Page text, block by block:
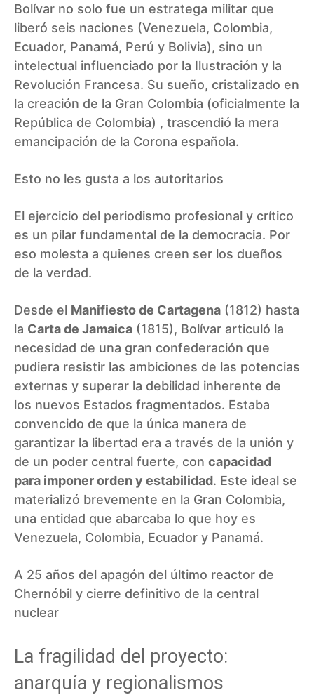
Bolívar no solo fue un estratega militar que
liberó seis naciones (Venezuela, Colombia,
Ecuador, Panamá, Perú y Bolivia), sino un
intelectual influenciado por la Ilustración y la
Revolución Francesa. Su sueño, cristalizado en
la creación de la Gran Colombia (oficialmente la
República de Colombia) , trascendió la mera
emancipación de la Corona española.
Esto no les gusta a los autoritarios
El ejercicio del periodismo profesional y crítico
es un pilar fundamental de la democracia. Por
eso molesta a quienes creen ser los dueños
de la verdad.
Desde el Manifiesto de Cartagena (1812) hasta
la Carta de Jamaica (1815), Bolívar articuló la
necesidad de una gran confederación que
pudiera resistir las ambiciones de las potencias
externas y superar la debilidad inherente de
los nuevos Estados fragmentados. Estaba
convencido de que la única manera de
garantizar la libertad era a través de la unión y
de un poder central fuerte, con capacidad
para imponer orden y estabilidad. Este ideal se
materializó brevemente en la Gran Colombia,
una entidad que abarcaba lo que hoy es
Venezuela, Colombia, Ecuador y Panamá.
A 25 años del apagón del último reactor de
Chernóbil y cierre definitivo de la central
nuclear
La fragilidad del proyecto:
anarquía y regionalismos